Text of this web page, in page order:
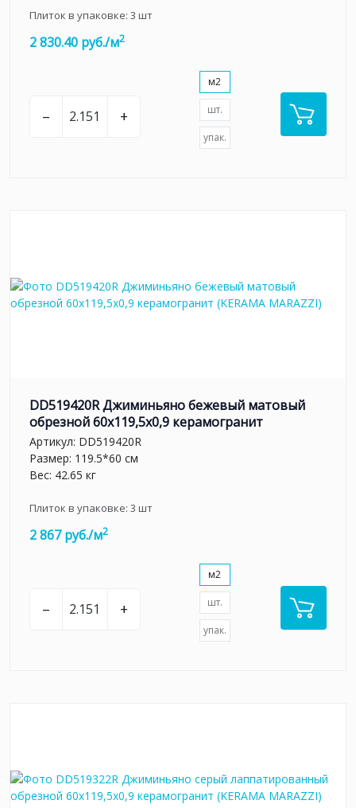
Плиток в упаковке: 3 шт
2 830.40 руб./м2
– +
м2
шт.
упак.
DD519420R Джиминьяно бежевый матовый
обрезной 60х119,5x0,9 керамогранит
Артикул: DD519420R
Размер: 119.5*60 см
Вес: 42.65 кг
Плиток в упаковке: 3 шт
2 867 руб./м2
– +
м2
шт.
упак.